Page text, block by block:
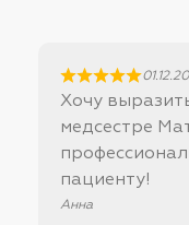
Хочу
медсестре
пациенту!
Анна